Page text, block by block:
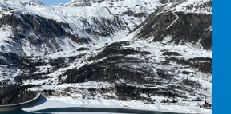
right6